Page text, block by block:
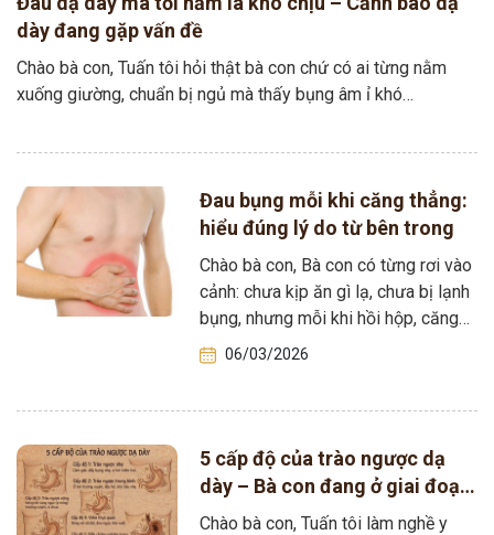
dày đang gặp vấn đề
Chào bà con, Tuấn tôi hỏi thật bà con chứ có ai từng nằm
xuống giường, chuẩn bị ngủ mà thấy bụng âm ỉ khó…
Đau bụng mỗi khi căng thẳng:
hiểu đúng lý do từ bên trong
Chào bà con, Bà con có từng rơi vào
cảnh: chưa kịp ăn gì lạ, chưa bị lạnh
bụng, nhưng mỗi khi hồi hộp, căng…
06/03/2026
5 cấp độ của trào ngược dạ
dày – Bà con đang ở giai đoạn
nào?
Chào bà con, Tuấn tôi làm nghề y